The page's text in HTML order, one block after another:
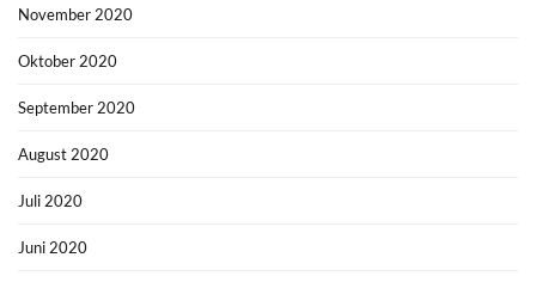
November 2020
Oktober 2020
September 2020
August 2020
Juli 2020
Juni 2020